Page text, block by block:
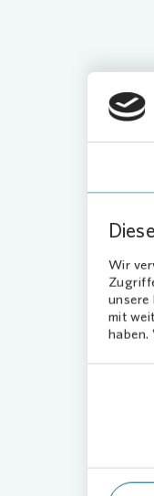
Wir
unsere
mit
haben.